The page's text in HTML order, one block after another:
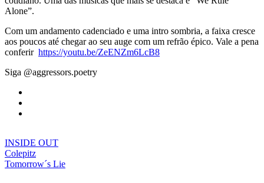
Alone”.
Com um andamento cadenciado e uma intro sombria, a faixa cresce
aos poucos até chegar ao seu auge com um refrão épico. Vale a pena
conferir https://youtu.be/ZeENZm6LcB8
Siga @aggressors.poetry
INSIDE OUT
Colepitz
Tomorrow´s Lie